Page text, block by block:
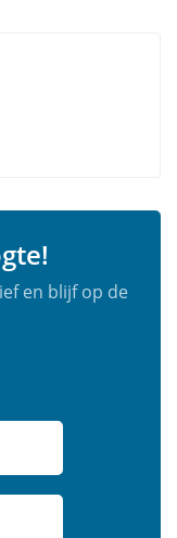
en blijf op de